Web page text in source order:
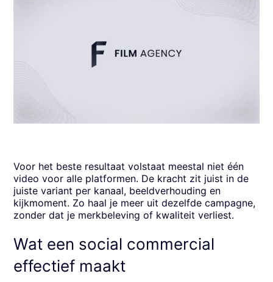
Voor het beste resultaat volstaat meestal niet één
video voor alle platformen. De kracht zit juist in de
juiste variant per kanaal, beeldverhouding en
kijkmoment. Zo haal je meer uit dezelfde campagne,
zonder dat je merkbeleving of kwaliteit verliest.
Wat een social commercial
effectief maakt